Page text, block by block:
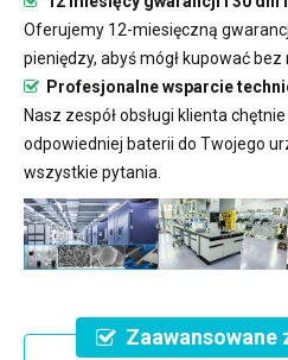
Oferujemy 12-miesięczną
pieniędzy, abyś mógł kupować bez
Profesjonalne wsparcie
Nasz zespół obsługi klienta
odpowiedniej baterii do Twojego
wszystkie pytania.
Zaawansowane